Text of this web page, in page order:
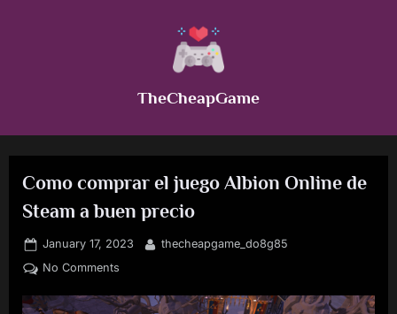
TheCheapGame
Como comprar el juego Albion Online de
Steam a buen precio
Posted
on
January 17, 2023 By
thecheapgame_do8g85
No Commentson
comprar